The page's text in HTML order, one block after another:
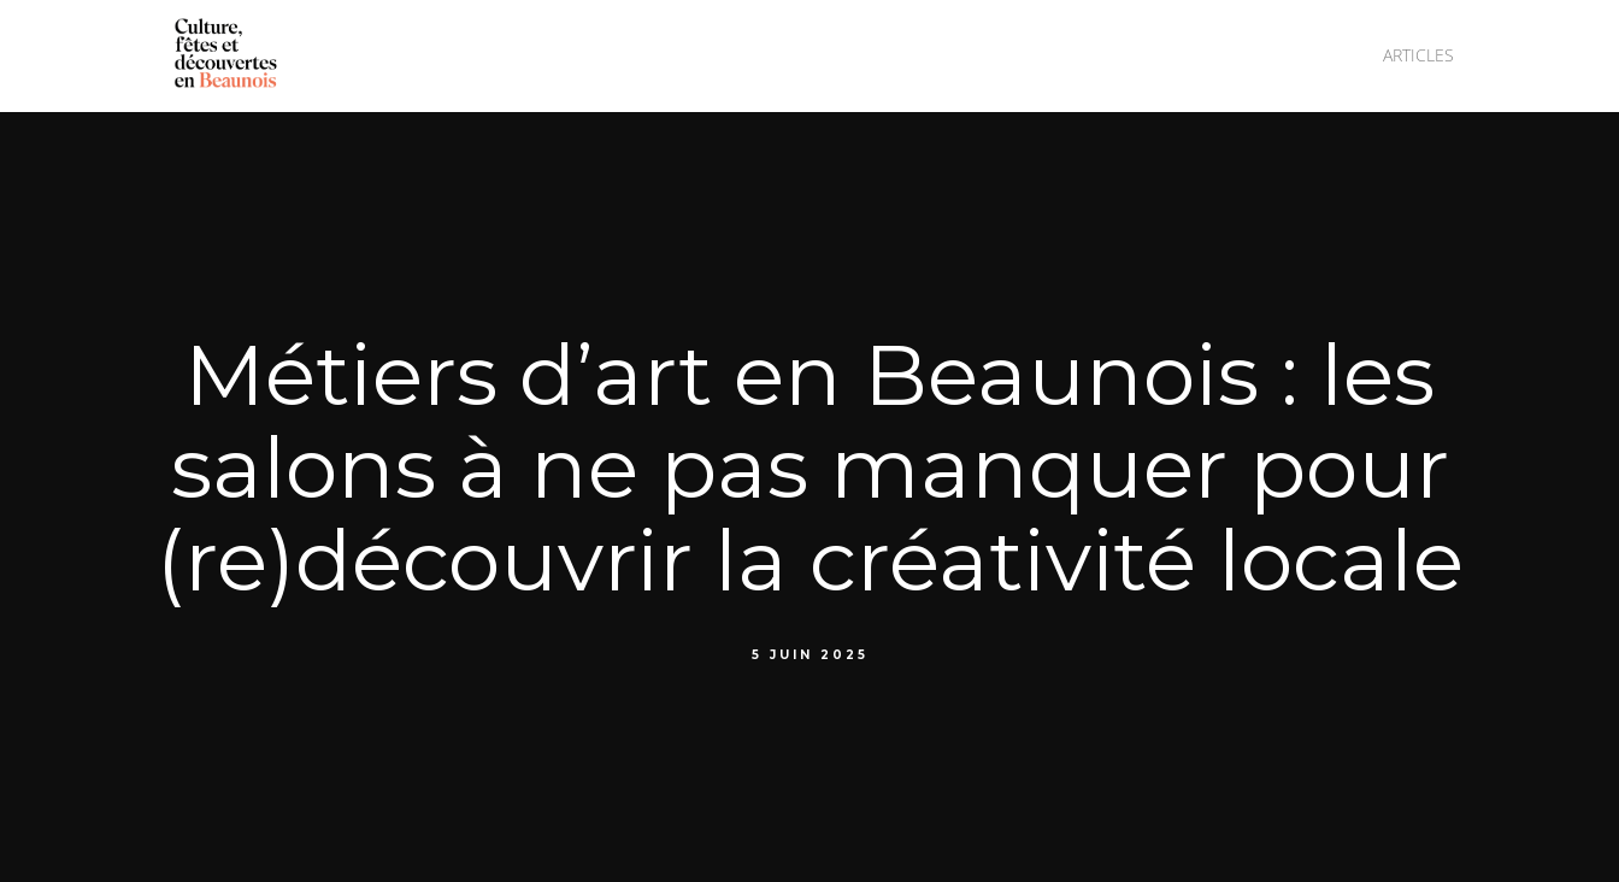
ARTICLES
Métiers d’art en Beaunois : les
salons à ne pas manquer pour
(re)découvrir la créativité locale
5 JUIN 2025